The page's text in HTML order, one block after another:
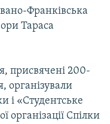
Франківська
Тараса
присвячені 200-
організували
і «Студентське
організації Спілки